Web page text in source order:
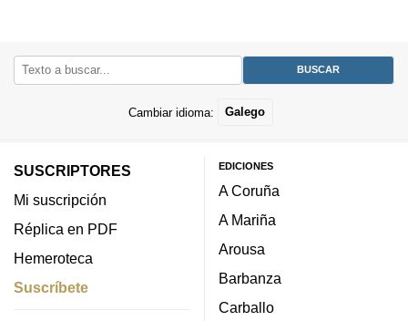
Cambiar idioma: Galego
SUSCRIPTORES
Mi suscripción
Réplica en PDF
Hemeroteca
Suscríbete
EDICIONES
A Coruña
A Mariña
Arousa
Barbanza
Carballo